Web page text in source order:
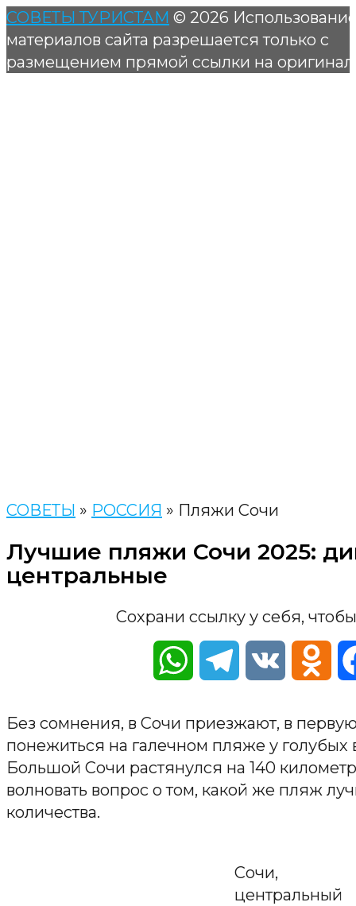
СОВЕТЫ » РОССИЯ » Пляжи Сочи
Лучшие пляжи Сочи 2025:
центральные
Сохрани ссылку у себя,
WhatsAppTelegramVK
Без сомнения, в Сочи приезжают, в
понежиться на галечном пляже у голубых
Большой Сочи растянулся на 140
волновать вопрос о том, какой же пляж
количества.
Сочи,
центральный
СОВЕТЫ ТУРИСТАМ © 2026
материалов сайта разрешается только с
размещением прямой ссылки на оригинал.